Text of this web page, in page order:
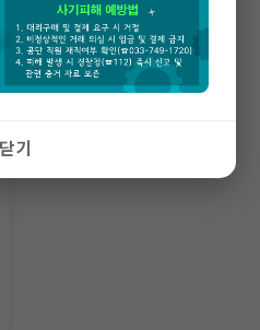
바로가기
닫기